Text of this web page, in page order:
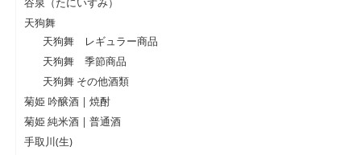
天狗舞
天狗舞 レギュラー商品
天狗舞 季節商品
天狗舞 その他酒類
菊姫 吟醸酒 | 焼酎
菊姫 純米酒 | 普通酒
手取川(生)